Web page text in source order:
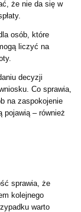
że nie da się w
osób, które
liczyć na
decyzji
Co sprawia,
na zaspokojenie
pojawią – również
sprawia, że
kolejnego
warto